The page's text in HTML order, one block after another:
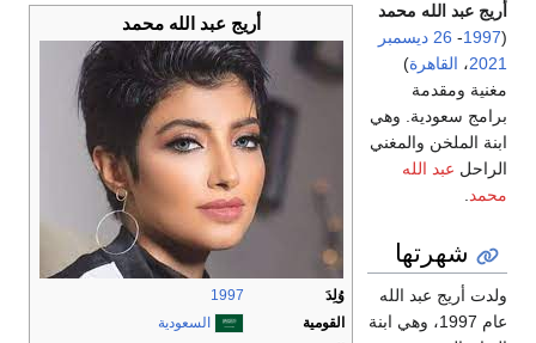
أريج عبد الله محمد
وُلِدَ
1997
القومية
السعودية
أريج عبد الله محمد
(
1997
- 26 ديسمبر
2021، القاهرة)
مغنية ومقدمة
برامج سعودية. وهي
ابنة الملخن والمغني
الراحل عبد الله
محمد
شهرتها
ولدت أريج عبد الله
عام 1997، وهي ابنة